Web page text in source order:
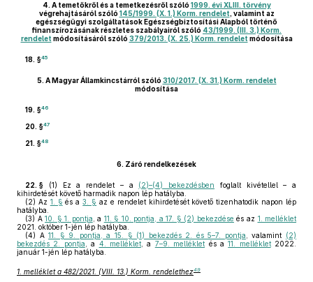
4. A temetőkről és a temetkezésről szóló 1999. évi XLIII. törvény
végrehajtásáról szóló 145/1999. (X. 1.) Korm. rendelet, valamint az
egészségügyi szolgáltatások Egészségbiztosítási Alapból történő
finanszírozásának részletes szabályairól szóló 43/1999. (III. 3.) Korm.
rendelet módosításáról szóló 379/2013. (X. 25.) Korm. rendelet módosítása
18. §45
5. A Magyar Államkincstárról szóló 310/2017. (X. 31.) Korm. rendelet
módosítása
19. §46
20. §47
21. §48
6. Záró rendelkezések
22. § (1) Ez a rendelet – a (2)–(4) bekezdésben foglalt kivétellel – a
kihirdetését követő harmadik napon lép hatályba.
(2) Az 1. § és a3. § az e rendelet kihirdetését követő tizenhatodik napon lép
hatályba.
(3) A10. § 1. pontja , a 11. § 10. pontja, a 17. § (2) bekezdése és az 1. melléklet
2021. október 1-jén lép hatályba.
(4) A11. § 9. pontja, a 15. § (1) bekezdés 2. és 5–7. pontja , valamint (2)
bekezdés 2. pontja , a 4. melléklet, a 7–9. melléklet és a11. melléklet2022.
január 1-jén lép hatályba.
1. melléklet a 482/2021. (VIII. 13.) Korm. rendelethez49